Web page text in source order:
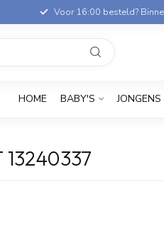
Voor 16:00 besteld?
HOME BABY'S JONGENS
13240337